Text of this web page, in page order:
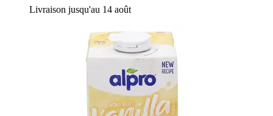
Livraison jusqu'au 14 août